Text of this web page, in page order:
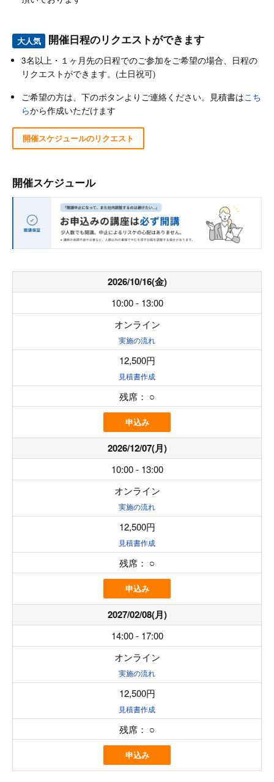
大人気 開催日程のリクエストができます
3名以上・１ヶ月先の日程でのご参加をご希望の場合、日程の
リクエストができます。(土日祝可)
ご希望の方は、下のボタンよりご連絡ください。見積書はこち
らから作成いただけます
開催スケジュールのリクエスト
開催スケジュール
2026/10/16(金)
10:00 - 13:00
オンライン
実施の流れ
12,500円
見積書作成
残席： ○
申込み
2026/12/07(月)
10:00 - 13:00
オンライン
実施の流れ
12,500円
見積書作成
残席： ○
申込み
2027/02/08(月)
14:00 - 17:00
オンライン
実施の流れ
12,500円
見積書作成
残席： ○
申込み